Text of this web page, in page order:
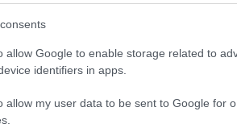
allow Google to enable storage related to
identifiers in apps.
allow my user data to be sent to Google for
Petőfiváros
a belváros